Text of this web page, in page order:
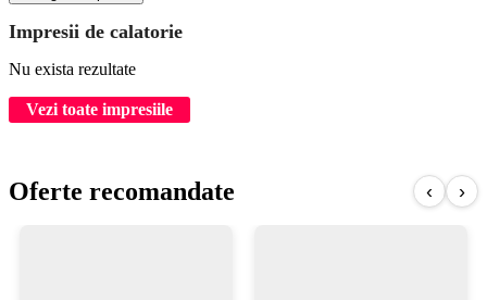
Impresii de calatorie
Nu exista rezultate
Vezi toate impresiile
Oferte recomandate ‹ ›